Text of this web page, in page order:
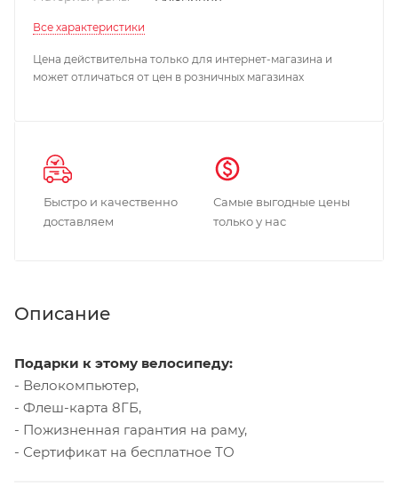
Все характеристики
Цена действительна только для интернет-магазина и
может отличаться от цен в розничных магазинах
Быстро и качественно
доставляем
Самые выгодные цены
только у нас
Описание
Подарки к этому велосипеду:
- Велокомпьютер,
- Флеш-карта 8ГБ,
- Пожизненная гарантия на раму,
- Сертификат на бесплатное ТО